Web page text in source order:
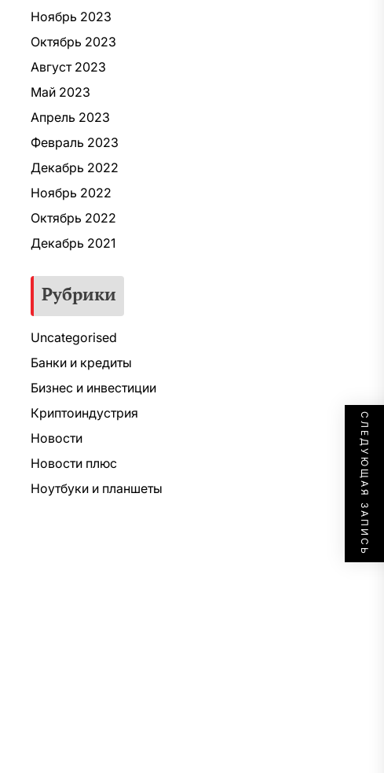
СЛЕДУЮЩАЯ ЗАПИСЬ
Ноябрь 2023
Октябрь 2023
Август 2023
Май 2023
Апрель 2023
Февраль 2023
Декабрь 2022
Ноябрь 2022
Октябрь 2022
Декабрь 2021
Рубрики
Uncategorised
Банки и кредиты
Бизнес и инвестиции
Криптоиндустрия
Новости
Новости плюс
Ноутбуки и планшеты